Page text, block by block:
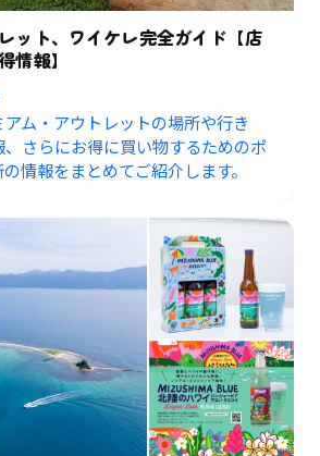
ット、ワイケレ完全ガイド【店
情報】
ム・アウトレットの場所や行き
さらにお得に買い物するためのポ
情報をまとめてご紹介します。